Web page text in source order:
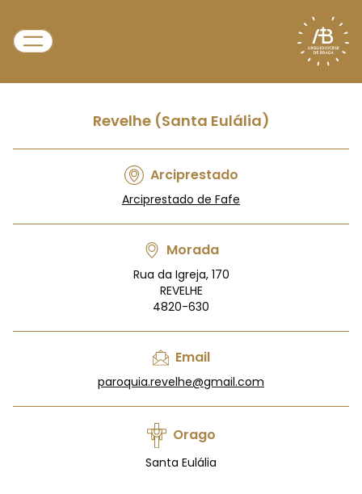
Revelhe (Santa Eulália)
Arciprestado
Arciprestado de Fafe
Morada
Rua da Igreja, 170
REVELHE
4820-630
Email
paroquia.revelhe@gmail.com
Orago
Santa Eulália